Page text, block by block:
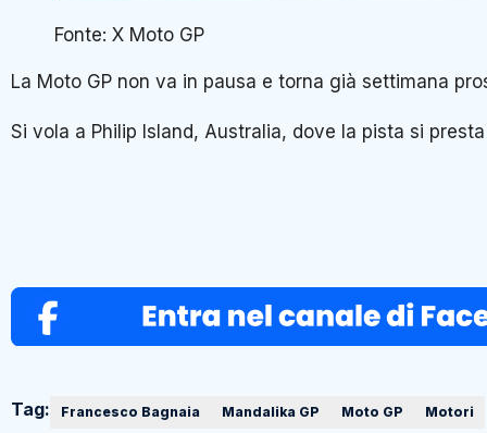
Fonte: X Moto GP
La Moto GP non va in pausa e torna già settimana
Si vola a Philip Island, Australia, dove la pista si
Tag: Francesco Bagnaia Mandalika GP Moto GP Motori